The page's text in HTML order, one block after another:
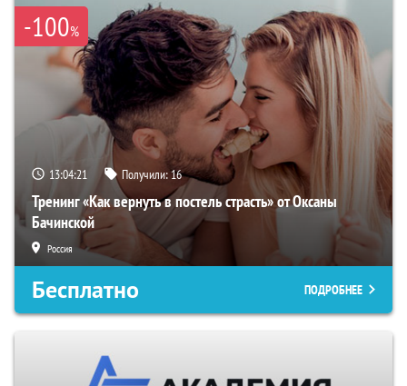
-100%
13:04:20 Получили:16
Тренинг «Как вернуть в постель страсть» от Оксаны
Бачинской
Россия
Бесплатно ПОДРОБНЕЕ